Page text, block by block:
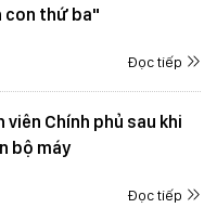
con thứ ba"
Đọc tiếp
Chính phủ sau khi
bộ máy
Đọc tiếp